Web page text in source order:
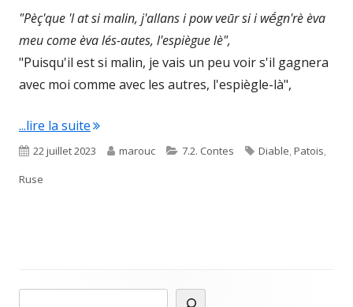
"Pèç'que 'l at si malin, j'allans i pow veūr si i wḗgn'rè èva
meu come èva lés-autes, l'espiègue lè",
"Puisqu'il est si malin, je vais un peu voir s'il gagnera
avec moi comme avec les autres, l'espiègle-là",
...lire la suite"L’èspiḗgue èt lo diāle / L’espiègle et le
Published
on
22 juillet 2023 Author
marouc Categories
7.2. Contes Tags
Diable,Patois,
Ruse